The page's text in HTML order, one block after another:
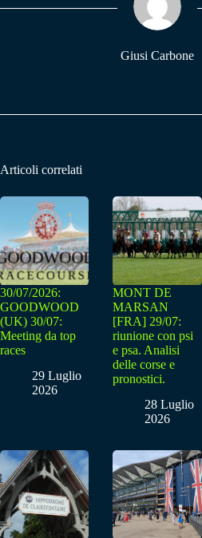
pp m
Giusi Carbone
Articoli correlati
30/07/2026:
GOODWOOD
(UK) 30/07:
Meeting da top
races
29 Luglio
2026
MONT DE
MARSAN
[FRA] 29/07:
riunione con psi
e psa. Analisi
delle corse e
pronostici.
28 Luglio
2026